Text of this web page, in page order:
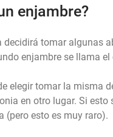
enjambre?
decidirá tomar algunas
enjambre se llama el
elegir tomar la misma
en otro lugar. Si esto
(pero esto es muy raro).